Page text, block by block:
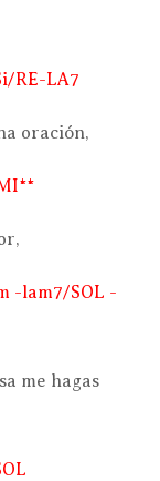
LA7
oración,
SOL -
me hagas